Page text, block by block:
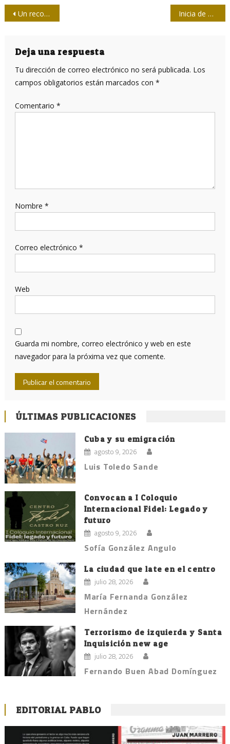
Navegación
entradas
Un recorrido visual por trazos ganadores Inicia de manera virtual el festival internacional de documentales Santiago Álvarez in Memoriam
Deja una respuesta
Tu dirección de correo electrónico no será publicada. Los
campos obligatorios están marcados con *
Comentario *
Nombre *
Correo electrónico *
Web
Guarda mi nombre, correo electrónico y web en este
navegador para la próxima vez que comente.
ÚLTIMAS PUBLICACIONES
Cuba y su emigración
agosto 9, 2026
Luis Toledo Sande
Convocan a I Coloquio
Internacional Fidel: Legado y
futuro
agosto 9, 2026
Sofía González Angulo
La ciudad que late en el centro
julio 28, 2026
María Fernanda González
Hernández
Terrorismo de izquierda y Santa
Inquisición new age
julio 28, 2026
Fernando Buen Abad Domínguez
EDITORIAL PABLO